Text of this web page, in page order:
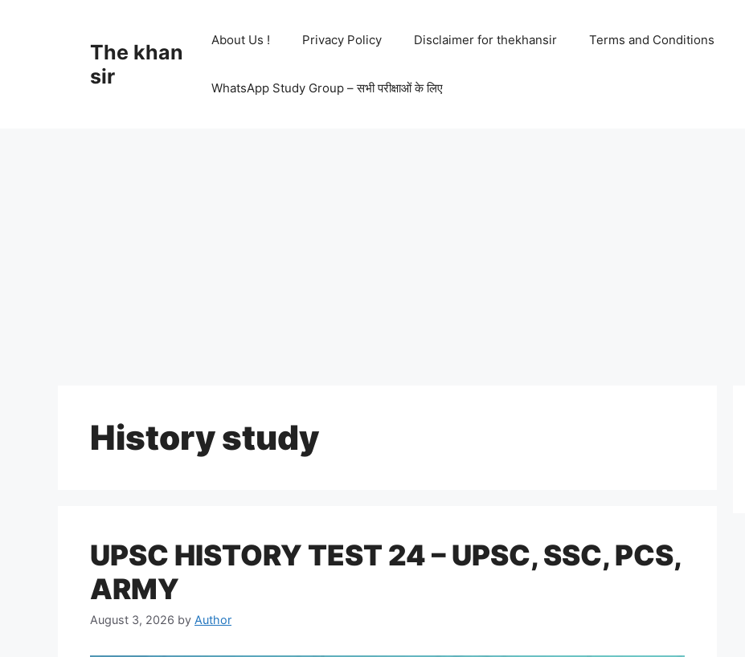
The khan
sir
About Us ! Privacy Policy Disclaimer for thekhansir Terms and Conditions
WhatsApp Study Group – सभी परीक्षाओं के लिए
History study
UPSC HISTORY TEST 24 – UPSC, SSC, PCS,
ARMY
August 3, 2026 by Author